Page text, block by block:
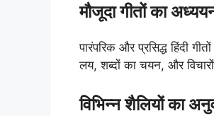
मौजूदा गीतों का
पारंपरिक और प्रसिद्ध हिंदी
लय, शब्दों का चयन, और
विभिन्न शैलियों का